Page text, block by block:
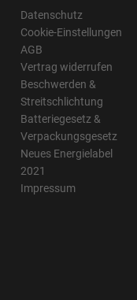
Datenschutz
Cookie-Einstellungen
AGB
Vertrag widerrufen
Beschwerden &
Streitschlichtung
Batteriegesetz &
Verpackungsgesetz
Neues Energielabel
2021
Impressum